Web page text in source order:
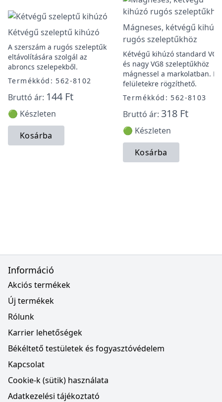
Kétvégű szeleptű kihúzó
A szerszám a rugós szeleptűk
eltávolítására szolgál az
abroncs szelepekből.
Termékkód: 562-8102
Bruttó ár: 144 Ft
🟢 Készleten
Kosárba
Mágneses, kétvégű
rugós szeleptűkhöz
Kétvégű kihúzó standard VG5
és nagy VG8 szeleptűkhöz
mágnessel a markolatban.
felületekre rögzíthető.
Termékkód: 562-8103
Bruttó ár: 318 Ft
🟢 Készleten
Kosárba
Információ
Akciós termékek
Új termékek
Rólunk
Karrier lehetőségek
Békéltető testületek és fogyasztóvédelem
Kapcsolat
Cookie-k (sütik) használata
Adatkezelési tájékoztató